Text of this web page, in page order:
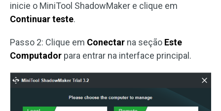
inicie o MiniTool ShadowMaker e clique em
Continuar teste.
Passo 2: Clique em Conectar na seção Este
Computador para entrar na interface principal.